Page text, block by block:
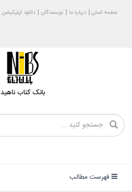
صفحه اصلی درباره ما نویسندگان دانلود اپلیکیشن
بانک کتاب ناهید
فهرست مطالب